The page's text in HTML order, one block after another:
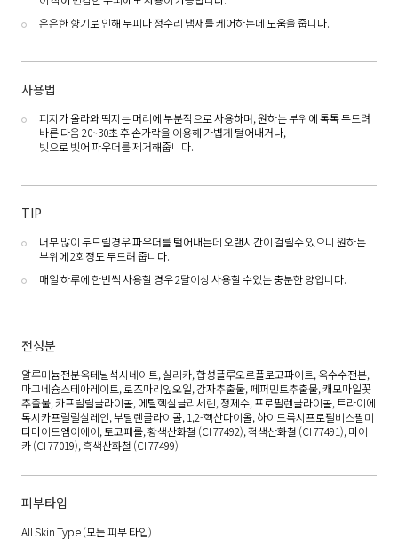
은은한 향기로 인해 두피나 정수리 냄새를 케어하는데 도움을 줍니다.
사용법
피지가 올라와 떡지는 머리에 부분적으로 사용하며, 원하는 부위에 톡톡 두드려
바른 다음 20~30초 후 손가락을 이용해 가볍게 털어내거나,
빗으로 빗어 파우더를 제거해줍니다.
TIP
너무 많이 두드릴경우 파우더를 털어내는데 오랜시간이 걸릴수 있으니 원하는
부위에 2회정도 두드려 줍니다.
매일 하루에 한번씩 사용할 경우 2달이상 사용할 수있는 충분한 양입니다.
전성분
알루미늄전분옥테닐석시네이트, 실리카, 합성플루오르플로고파이트, 옥수수전분,
마그네슘스테아레이트, 로즈마리잎오일, 감자추출물, 페퍼민트추출물, 캐모마일꽃
추출물, 카프릴릴글라이콜, 에틸헥실글리세린, 정제수, 프로필렌글라이콜, 트라이에
톡시카프릴릴실레인, 부틸렌글라이콜, 1,2-헥산다이올, 하이드록시프로필비스팔미
타마이드엠이에이, 토코페롤, 황색산화철 (CI 77492), 적색산화철 (CI 77491), 마이
카 (CI 77019), 흑색산화철 (CI 77499)
피부타입
All Skin Type(모든 피부 타입)